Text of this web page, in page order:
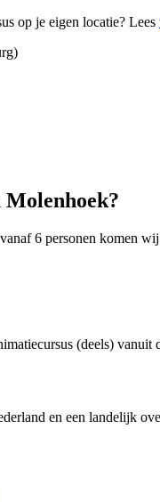
op je eigen locatie? Lees
Molenhoek?
6 personen komen
(deels) vanuit
en een landelijk